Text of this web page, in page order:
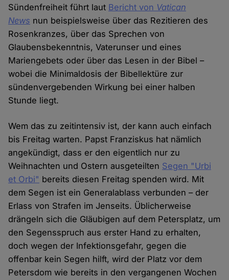
Sündenfreiheit führt laut Bericht von Vatican
News nun beispielsweise über das Rezitieren des
Rosenkranzes, über das Sprechen von
Glaubensbekenntnis, Vaterunser und eines
Mariengebets oder über das Lesen in der Bibel –
wobei die Minimaldosis der Bibellektüre zur
sündenvergebenden Wirkung bei einer halben
Stunde liegt.
Wem das zu zeitintensiv ist, der kann auch einfach
bis Freitag warten. Papst Franziskus hat nämlich
angekündigt, dass er den eigentlich nur zu
Weihnachten und Ostern ausgeteilten Segen "Urbi
et Orbi" bereits diesen Freitag spenden wird. Mit
dem Segen ist ein Generalablass verbunden – der
Erlass von Strafen im Jenseits. Üblicherweise
drängeln sich die Gläubigen auf dem Petersplatz, um
den Segensspruch aus erster Hand zu erhalten,
doch wegen der Infektionsgefahr, gegen die
offenbar kein Segen hilft, wird der Platz vor dem
Petersdom wie bereits in den vergangenen Wochen